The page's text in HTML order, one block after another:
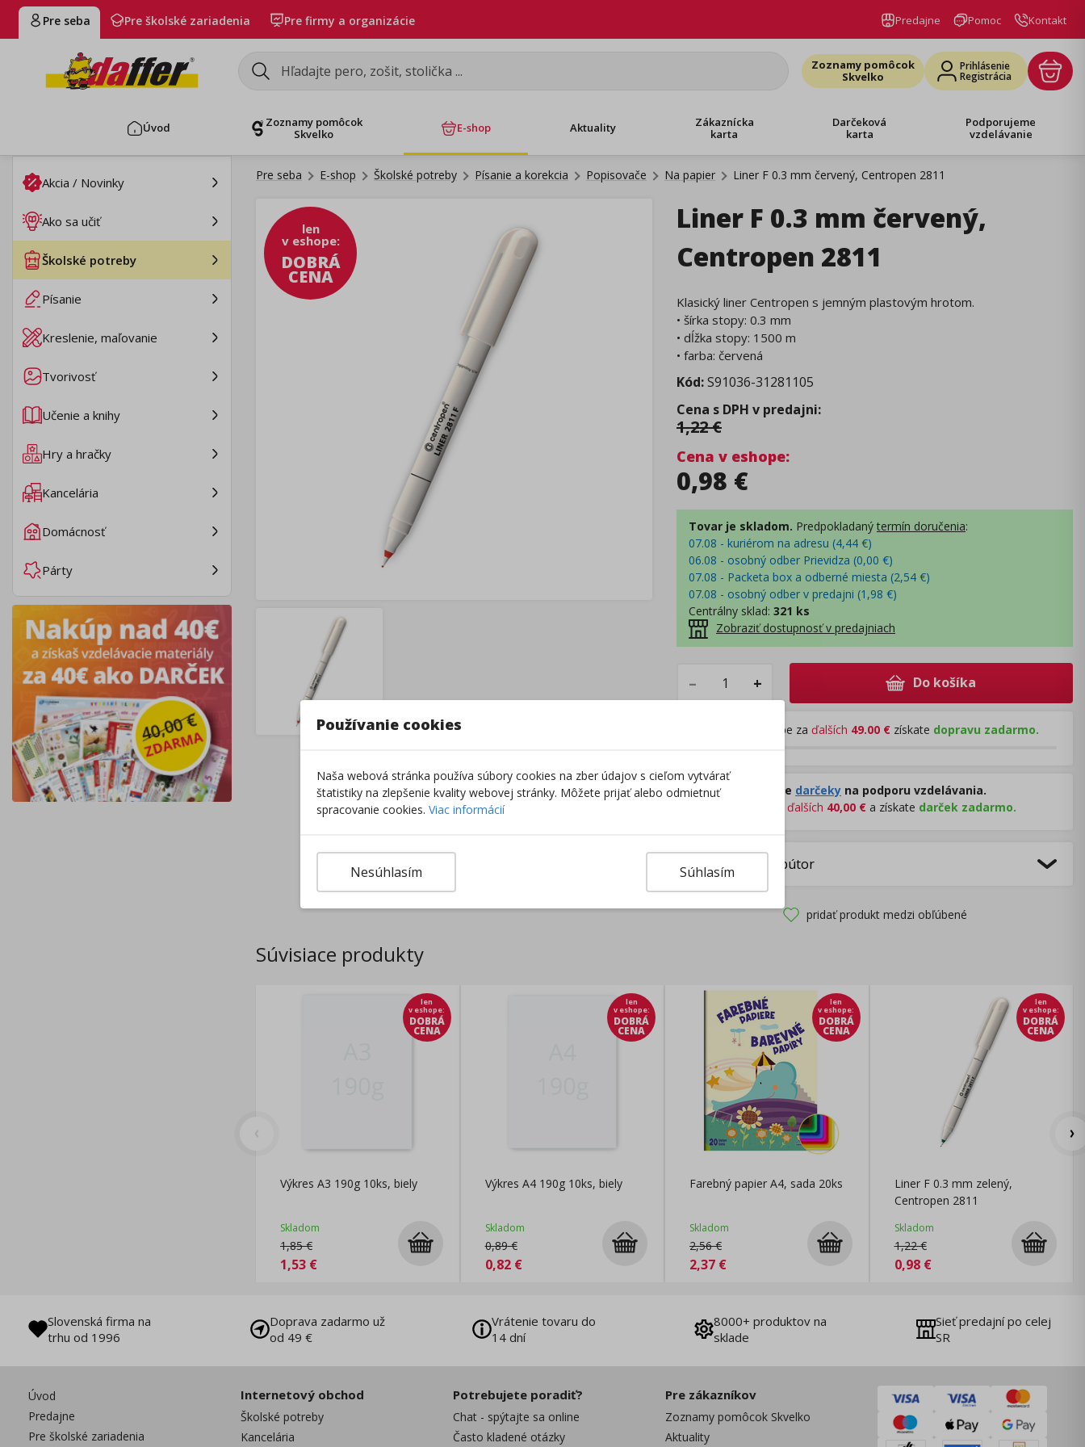
Pre seba Pre školské zariadenia Pre firmy a organizácie Predajne Pomoc Kontakt
Zoznamy pomôcok
Skvelko
Prihlásenie
Registrácia
Úvod
Zoznamy pomôcok
Skvelko
E-shop Aktuality
Zákaznícka
karta
Darčeková
karta
Podporujeme
vzdelávanie
Akcia / Novinky
Ako sa učiť
Školské potreby
Písanie
Kreslenie, maľovanie
Tvorivosť
Učenie a knihy
Hry a hračky
Kancelária
Domácnosť
Párty
Pre seba E-shop Školské potreby Písanie a korekcia Popisovače Na papier Liner F 0.3 mm červený, Centropen 2811
len
v eshope:
DOBRÁ
CENA
Liner F 0.3 mm červený,
Centropen 2811
Klasický liner Centropen s jemným plastovým hrotom.
• šírka stopy: 0.3 mm
• dĺžka stopy: 1500 m
• farba: červená
Kód:S91036-31281105
Cena s DPH v predajni:
1,22€
Cena v eshope:
0,98 €
Tovar je skladom. Predpokladaný termín doručenia:
07.08 - kuriérom na adresu (4,44 €)
06.08 - osobný odber Prievidza (0,00 €)
07.08 - Packeta box a odberné miesta (2,54 €)
07.08 - osobný odber v predajni (1,98 €)
Centrálny sklad: 321 ks
Zobraziť dostupnosť v predajniach
– + Do košíka
Pri nákupe za ďalších 49.00 € získate dopravu zadarmo.
Rozdávame darčeky na podporu vzdelávania.
ďalších 40,00 € a získate darček zadarmo.
Výrobca/Distribútor
pridať produkt medzi obľúbené
Súvisiace produkty
len
v eshope:
DOBRÁ
CENA
Výkres A3 190g 10ks, biely
Skladom
1,85€
1,53 €
len
v eshope:
DOBRÁ
CENA
Výkres A4 190g 10ks, biely
Skladom
0,89€
0,82€
len
v eshope:
DOBRÁ
CENA
Farebný papier A4, sada 20ks
Skladom
2,56€
2,37 €
len
v eshope:
DOBRÁ
CENA
Liner F 0.3 mm zelený,
Centropen 2811
Skladom
1,22€
0,98€
Slovenská firma na
trhu od 1996
Doprava zadarmo už
od 49 €
Vrátenie tovaru do
14 dní
8000+ produktov na
sklade
Sieť predajní po celej
SR
Úvod
Predajne
Pre školské zariadenia
Internetový obchod
Školské potreby
Kancelária
Potrebujete poradiť?
Chat - spýtajte sa online
Často kladené otázky
Pre zákazníkov
Zoznamy pomôcok Skvelko
Aktuality
Používanie cookies
Naša webová stránka používa súbory cookies na zber údajov s cieľom vytvárať
štatistiky na zlepšenie kvality webovej stránky. Môžete prijať alebo odmietnuť
spracovanie cookies. Viac informácií
Súhlasím
Nesúhlasím